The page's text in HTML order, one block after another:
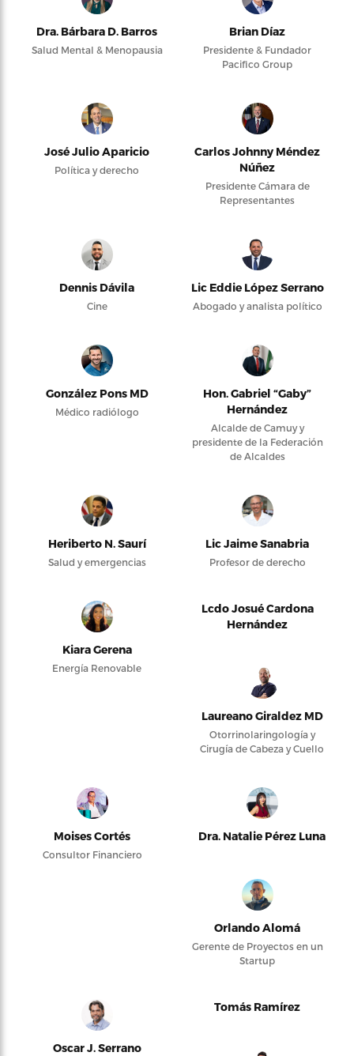
Dra. Bárbara D. Barros
Salud Mental & Menopausia
Brian Díaz
Presidente & Fundador
Pacifico Group
José Julio Aparicio
Política y derecho
Carlos Johnny Méndez
Núñez
Presidente Cámara de
Representantes
Dennis Dávila
Cine
Lic Eddie López Serrano
Abogado y analista político
González Pons MD
Médico radiólogo
Hon. Gabriel “Gaby”
Hernández
Alcalde de Camuy y
presidente de la Federación
de Alcaldes
Heriberto N. Saurí
Salud y emergencias
Lic Jaime Sanabria
Profesor de derecho
Kiara Gerena
Energía Renovable
Lcdo Josué Cardona
Hernández
Laureano Giraldez MD
Otorrinolaringología y
Cirugía de Cabeza y Cuello
Moises Cortés
Consultor Financiero
Dra. Natalie Pérez Luna
Orlando Alomá
Gerente de Proyectos en un
Startup
Oscar J. Serrano
Tomás Ramírez